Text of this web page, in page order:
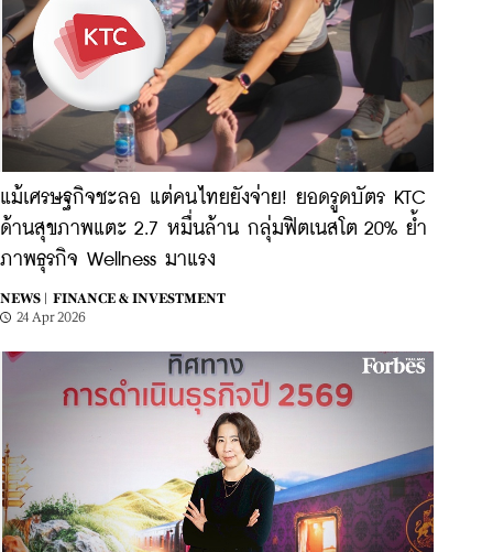
แม้เศรษฐกิจชะลอ แต่คนไทยยังจ่าย! ยอดรูดบัตร KTC
ด้านสุขภาพแตะ 2.7 หมื่นล้าน กลุ่มฟิตเนสโต 20% ย้ำ
ภาพธุรกิจ Wellness มาแรง
NEWS |
FINANCE & INVESTMENT
24 Apr 2026